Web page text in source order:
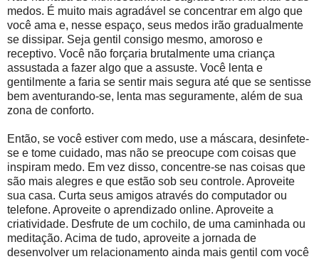
medos. É muito mais agradável se concentrar em algo que
você ama e, nesse espaço, seus medos irão gradualmente
se dissipar. Seja gentil consigo mesmo, amoroso e
receptivo. Você não forçaria brutalmente uma criança
assustada a fazer algo que a assuste. Você lenta e
gentilmente a faria se sentir mais segura até que se sentisse
bem aventurando-se, lenta mas seguramente, além de sua
zona de conforto.
Então, se você estiver com medo, use a máscara, desinfete-
se e tome cuidado, mas não se preocupe com coisas que
inspiram medo. Em vez disso, concentre-se nas coisas que
são mais alegres e que estão sob seu controle. Aproveite
sua casa. Curta seus amigos através do computador ou
telefone. Aproveite o aprendizado online. Aproveite a
criatividade. Desfrute de um cochilo, de uma caminhada ou
meditação. Acima de tudo, aproveite a jornada de
desenvolver um relacionamento ainda mais gentil com você